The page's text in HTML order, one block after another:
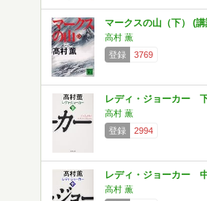
マークスの山（下） (
高村 薫
登録
3769
レディ・ジョーカー
高村 薫
登録
2994
レディ・ジョーカー
高村 薫